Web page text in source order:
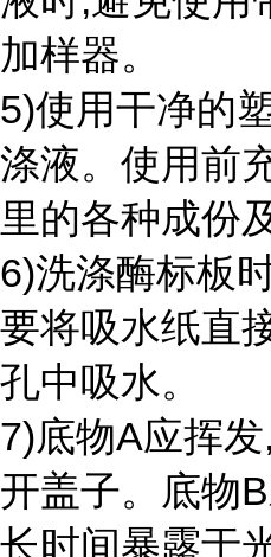
加样器。
5)使用干净的
涤液。使用前
里的各种成份
6)洗涤酶标板
要将吸水纸直
孔中吸水。
7)底物A应挥
开盖子。底物
长时间暴露于